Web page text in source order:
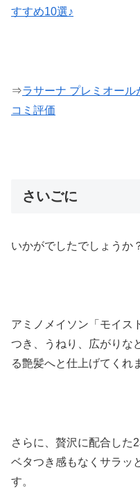
すすめ10選♪
⇒ラサーナ プレミオー
コミ評価
さいごに
いかがでしたでしょうか
アミノメイソン「モイス
つき、うねり、広がりな
る艶髪へと仕上げてくれ
さらに、贅沢に配合した
ベタつき感もなくサラッ
す。